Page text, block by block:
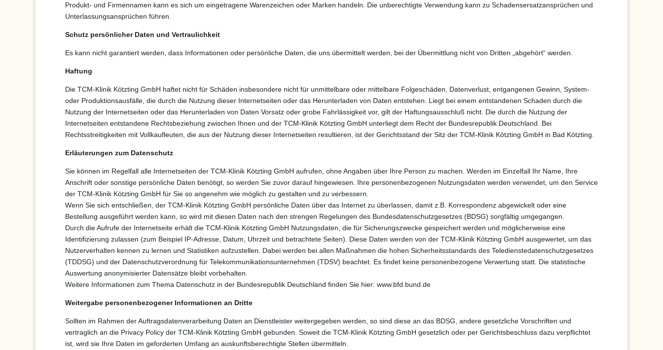
Produkt- und Firmennamen kann es sich um eingetragene Warenzeichen oder Marken handeln. Die unberechtigte Verwendung kann zu Schadensersatzansprüchen und
Unterlassungsansprüchen führen.
Schutz persönlicher Daten und Vertraulichkeit
Es kann nicht garantiert werden, dass Informationen oder persönliche Daten, die uns übermittelt werden, bei der Übermittlung nicht von Dritten „abgehört“ werden.
Haftung
Die TCM-Klinik Kötzting GmbH haftet nicht für Schäden insbesondere nicht für unmittelbare oder mittelbare Folgeschäden, Datenverlust, entgangenen Gewinn, System-
oder Produktionsausfälle, die durch die Nutzung dieser Internetseiten oder das Herunterladen von Daten entstehen. Liegt bei einem entstandenen Schaden durch die
Nutzung der Internetseiten oder das Herunterladen von Daten Vorsatz oder grobe Fahrlässigkeit vor, gilt der Haftungsausschluß nicht. Die durch die Nutzung der
Internetseiten entstandene Rechtsbeziehung zwischen Ihnen und der TCM-Klinik Kötzting GmbH unterliegt dem Recht der Bundesrepublik Deutschland. Bei
Rechtsstreitigkeiten mit Vollkaufleuten, die aus der Nutzung dieser Internetseiten resultieren, ist der Gerichtsstand der Sitz der TCM-Klinik Kötzting GmbH in Bad Kötzting.
Erläuterungen zum Datenschutz
Sie können im Regelfall alle Internetseiten der TCM-Klinik Kötzting GmbH aufrufen, ohne Angaben über Ihre Person zu machen. Werden im Einzelfall Ihr Name, Ihre
Anschrift oder sonstige persönliche Daten benötigt, so werden Sie zuvor darauf hingewiesen. Ihre personenbezogenen Nutzungsdaten werden verwendet, um den Service
der TCM-Klinik Kötzting GmbH für Sie so angenehm wie möglich zu gestalten und zu verbessern.
Wenn Sie sich entschließen, der TCM-Klinik Kötzting GmbH persönliche Daten über das Internet zu überlassen, damit z.B. Korrespondenz abgewickelt oder eine
Bestellung ausgeführt werden kann, so wird mit diesen Daten nach den strengen Regelungen des Bundesdatenschutzgesetzes (BDSG) sorgfältig umgegangen.
Durch die Aufrufe der Internetseite erhält die TCM-Klinik Kötzting GmbH Nutzungsdaten, die für Sicherungszwecke gespeichert werden und möglicherweise eine
Identifizierung zulassen (zum Beispiel IP-Adresse, Datum, Uhrzeit und betrachtete Seiten). Diese Daten werden von der TCM-Klinik Kötzting GmbH ausgewertet, um das
Nutzerverhalten kennen zu lernen und Statistiken aufzustellen. Dabei werden bei allen Maßnahmen die hohen Sicherheitsstandards des Teledienstedatenschutzgesetzes
(TDDSG) und der Datenschutzverordnung für Telekommunikationsunternehmen (TDSV) beachtet. Es findet keine personenbezogene Verwertung statt. Die statistische
Auswertung anonymisierter Datensätze bleibt vorbehalten.
Weitere Informationen zum Thema Datenschutz in der Bundesrepublik Deutschland finden Sie hier: www.bfd.bund.de
Weitergabe personenbezogener Informationen an Dritte
Sollten im Rahmen der Auftragsdatenverarbeitung Daten an Dienstleister weitergegeben werden, so sind diese an das BDSG, andere gesetzliche Vorschriften und
vertraglich an die Privacy Policy der TCM-Klinik Kötzting GmbH gebunden. Soweit die TCM-Klinik Kötzting GmbH gesetzlich oder per Gerichtsbeschluss dazu verpflichtet
ist, wird sie Ihre Daten im geforderten Umfang an auskunftsberechtigte Stellen übermitteln.